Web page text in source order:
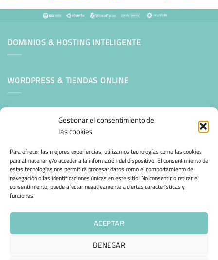
Gestionar el consentimiento de
las cookies
Para ofrecer las mejores experiencias, utilizamos tecnologías como las cookies
para almacenar y/o acceder a la información del dispositivo. El consentimiento de
estas tecnologías nos permitirá procesar datos como el comportamiento de
navegación o las identificaciones únicas en este sitio. No consentir o retirar el
consentimiento, puede afectar negativamente a ciertas características y
funciones.
ACEPTAR
DENEGAR
DOMINIOS & HOSTING INTELIGENTE
WORDPRESS & TIENDAS ONLINE
Mantenimiento Web WordPress
SEGURIDAD E INFRAESTRUCTURA & CLOUD
CONFIANZA & ESPECIALIZACIÓN